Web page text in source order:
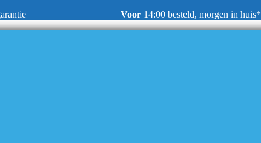
garantie Voor 14:00 besteld, morgen in huis*